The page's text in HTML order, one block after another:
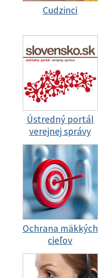
Cudzinci
Ústredný portál
verejnej správy
Ochrana mäkkých
cieľov